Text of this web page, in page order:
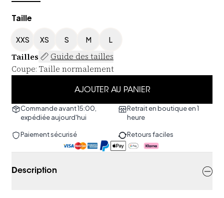
Taille
XXS XS S M L
Tailles
Guide des tailles
Coupe: Taille normalement
AJOUTER AU PANIER
Commande avant 15:00,
expédiée aujourd'hui
Retrait en boutique en 1
heure
Paiement sécurisé Retours faciles
Description